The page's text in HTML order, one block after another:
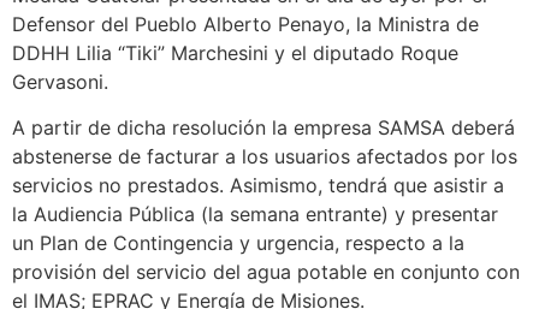
Defensor del Pueblo Alberto Penayo, la Ministra de
DDHH Lilia “Tiki” Marchesini y el diputado Roque
Gervasoni.
A partir de dicha resolución la empresa SAMSA deberá
abstenerse de facturar a los usuarios afectados por los
servicios no prestados. Asimismo, tendrá que asistir a
la Audiencia Pública (la semana entrante) y presentar
un Plan de Contingencia y urgencia, respecto a la
provisión del servicio del agua potable en conjunto con
el IMAS; EPRAC y Energía de Misiones.